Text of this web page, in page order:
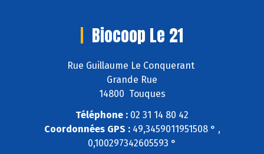
Biocoop Le 21
Rue Guillaume Le Conquerant
Grande Rue
14800 Touques
Téléphone : 02 31 14 80 42
Coordonnées GPS :49,3459011951508 ° ,
0,100297342605593 °